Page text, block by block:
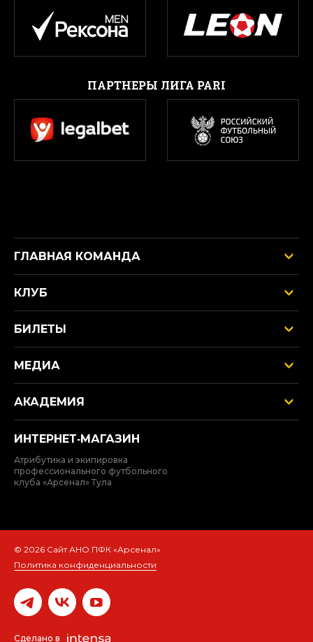
ПАРТНЕРЫ ЛИГА PARI
ГЛАВНАЯ КОМАНДА
КЛУБ
БИЛЕТЫ
МЕДИА
АКАДЕМИЯ
ИНТЕРНЕТ‑МАГАЗИН
Атрибутика и экипировка
профессионального футбольного
клуба «Арсенал» Тула
© 2026 Сайт АНО ПФК «Арсенал»
Политика конфиденциальности
Сделано в